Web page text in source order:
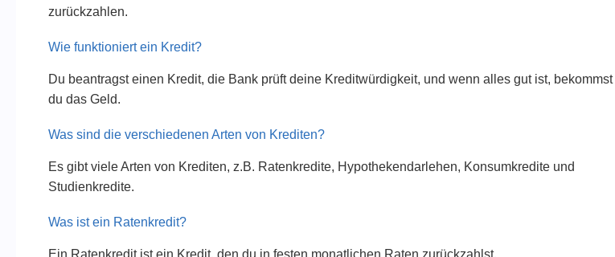
zurückzahlen.
Wie funktioniert ein Kredit?
Du beantragst einen Kredit, die Bank prüft deine Kreditwürdigkeit, und wenn alles gut ist, bekommst
du das Geld.
Was sind die verschiedenen Arten von Krediten?
Es gibt viele Arten von Krediten, z.B. Ratenkredite, Hypothekendarlehen, Konsumkredite und
Studienkredite.
Was ist ein Ratenkredit?